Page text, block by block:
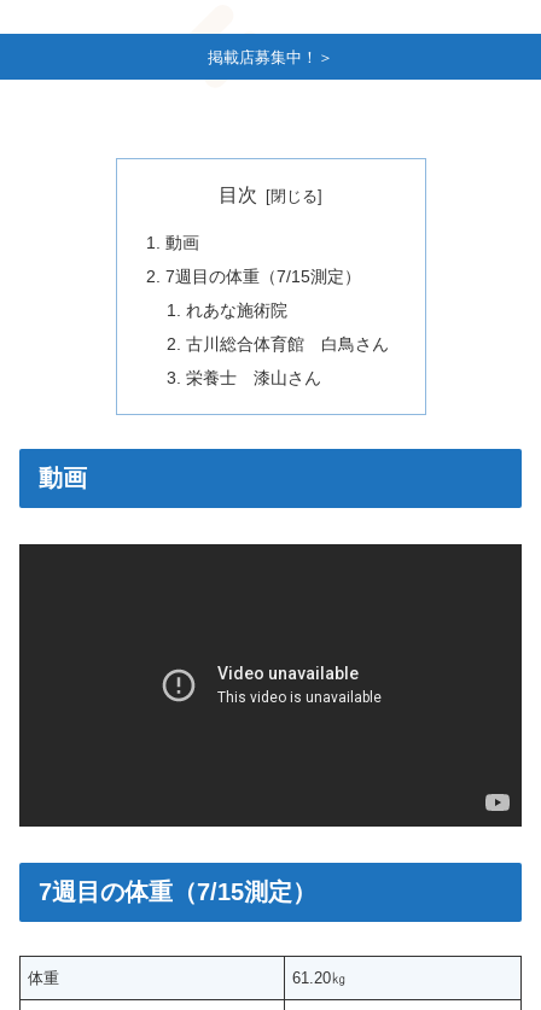
掲載店募集中！＞
目次
動画
7週目の体重（7/15測定）
れあな施術院
古川総合体育館 白鳥さん
栄養士 漆山さん
動画
7週目の体重（7/15測定）
体重 61.20㎏